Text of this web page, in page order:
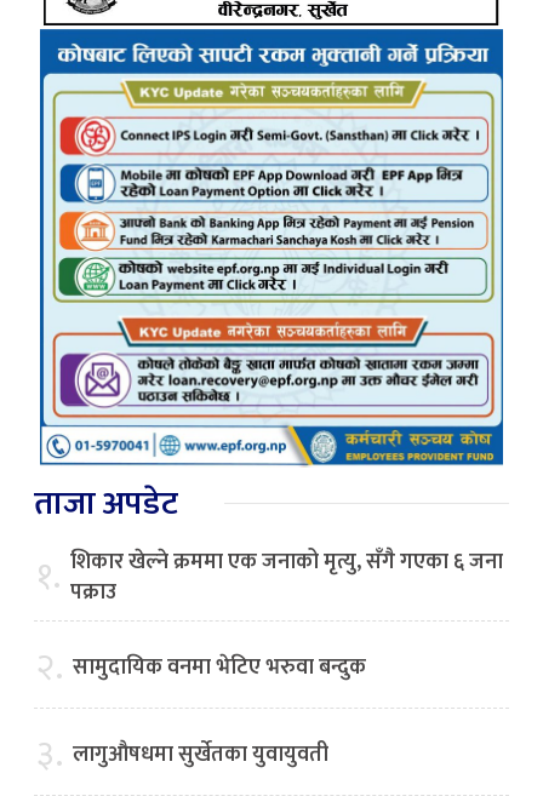
ताजा अपडेट
१. शिकार खेल्ने क्रममा एक जनाको मृत्यु, सँगै गएका ६ जना
पक्राउ
२. सामुदायिक वनमा भेटिए भरुवा बन्दुक
३. लागुऔषधमा सुर्खेतका युवायुवती